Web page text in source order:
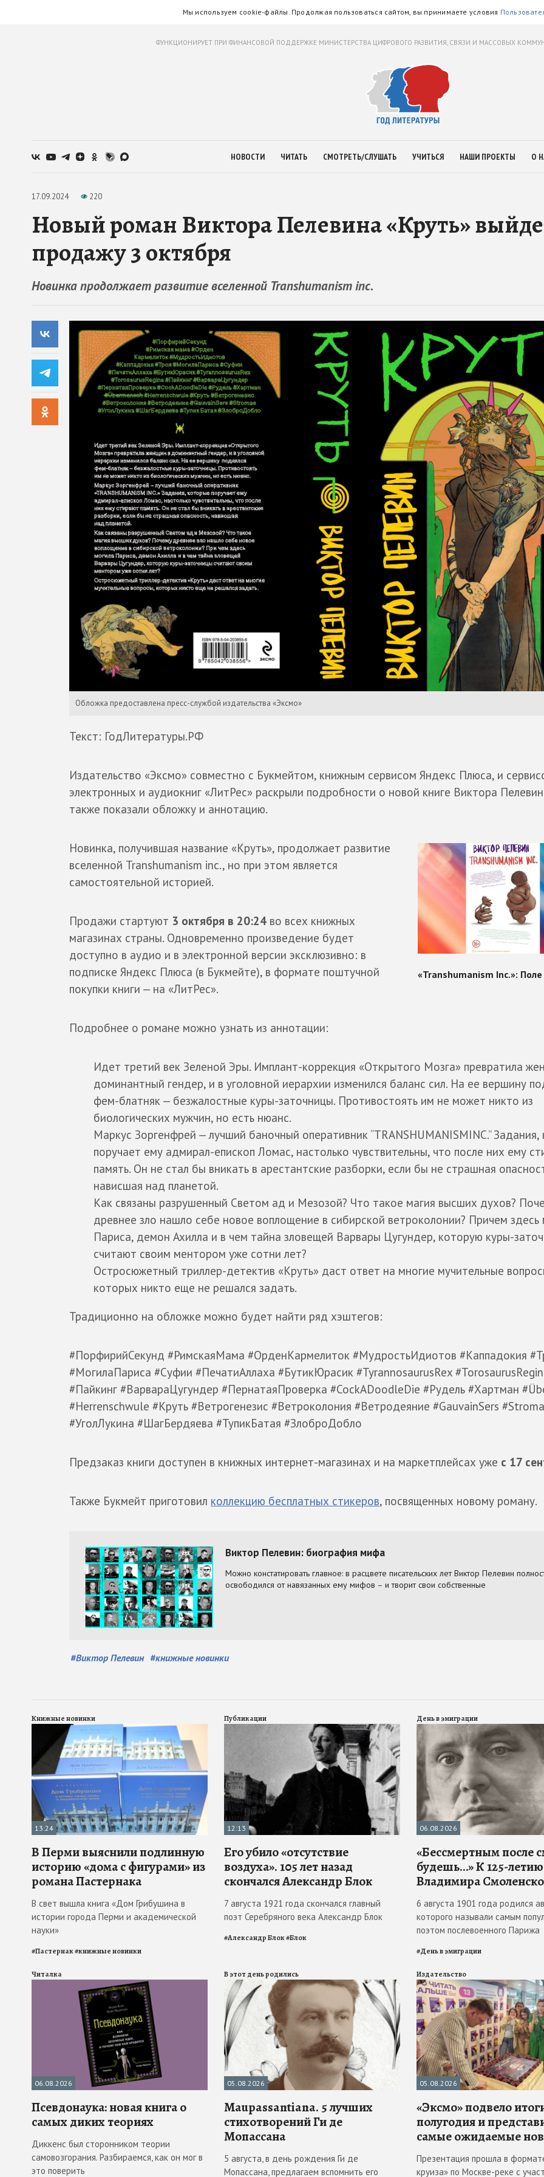
Мы используем cookie-файлы. Продолжая пользоваться сайтом, вы принимаете условия
ФУНКЦИОНИРУЕТ ПРИ ФИНАНСОВОЙ ПОДДЕРЖКЕ МИНИСТЕРСТВА ЦИФРОВОГО РАЗВИТИЯ, СВЯЗИ И МАССОВЫХ
НОВОСТИ ЧИТАТЬ СМОТРЕТЬ/СЛУШАТЬ УЧИТЬСЯ НАШИ ПРОЕКТЫ О
17.09.2024 220
Новый роман Виктора Пелевина «Круть»
продажу 3 октября
Новинка продолжает развитие вселенной Transhumanism inc.
Обложка предоставлена пресс-службой издательства «Эксмо»
Текст: ГодЛитературы.РФ
Издательство «Эксмо» совместно с Букмейтом, книжным сервисом Яндекс Плюса, и
электронных и аудиокниг «ЛитРес» раскрыли подробности о новой книге Виктора
также показали обложку и аннотацию.
Новинка, получившая название «Круть», продолжает развитие
вселенной Transhumanism inc., но при этом является
самостоятельной историей.
Продажи стартуют 3 октября в 20:24 во всех книжных
магазинах страны. Одновременно произведение будет
доступно в аудио и в электронной версии эксклюзивно: в
подписке Яндекс Плюса (в Букмейте), в формате поштучной
покупки книги — на «ЛитРес».
Подробнее о романе можно узнать из аннотации:
Идет третий век Зеленой Эры. Имплант-коррекция «Открытого Мозга» превратила
доминантный гендер, и в уголовной иерархии изменился баланс сил. На ее вершину
фем-блатняк — безжалостные куры-заточницы. Противостоять им не может никто из
биологических мужчин, но есть нюанс.
Маркус Зоргенфрей — лучший баночный оперативник “TRANSHUMANISMINC.”
поручает ему адмирал-епископ Ломас, настолько чувствительны, что после них ему
память. Он не стал бы вникать в арестантские разборки, если бы не страшная
нависшая над планетой.
Как связаны разрушенный Светом ад и Мезозой? Что такое магия высших духов?
древнее зло нашло себе новое воплощение в сибирской ветроколонии? Причем здесь
Париса, демон Ахилла и в чем тайна зловещей Варвары Цугундер, которую куры-
считают своим ментором уже сотни лет?
Остросюжетный триллер-детектив «Круть» даст ответ на многие мучительные
которых никто еще не решался задать.
Традиционно на обложке можно будет найти ряд хэштегов:
#ПорфирийСекунд #РимскаяМама #ОрденКармелиток #МудростьИдиотов #Каппадокия
#МогилаПариса #Суфии #ПечатиАллаха #БутикЮрасик #TyrannosaurusRex
#Пайкинг #ВарвараЦугундер #ПернатаяПроверка #CockADoodleDie #Рудель #Хартман
#Herrenschwule #Круть #Ветрогенезис #Ветроколония #Ветродеяние #GauvainSers
#УголЛукина #ШагБердяева #ТупикБатая #ЗлоброДобло
Предзаказ книги доступен в книжных интернет-магазинах и на маркетплейсах уже с 17
Также Букмейт приготовил коллекцию бесплатных стикеров, посвященных новому роману.
#Виктор Пелевин #книжные новинки
Книжные новинки
13:24
В Перми выяснили подлинную
историю «дома с фигурами» из
романа Пастернака
В свет вышла книга «Дом Грибушина в
истории города Перми и академической
науки»
#Пастернак#книжные новинки
Публикации
12:13
Его убило «отсутствие
воздуха». 105 лет назад
скончался Александр Блок
7 августа 1921 года скончался главный
поэт Серебряного века Александр Блок
#Александр Блок#Блок
День в эмиграции
06.08.2026
«Бессмертным после
будешь…» К 125-летию
Владимира
6 августа 1901 года родился
которого называли самым
поэтом послевоенного Парижа
#День в эмиграции
Читалка
06.08.2026
Псевдонаука: новая книга о
самых диких теориях
Диккенс был сторонником теории
самовозгорания. Разбираемся, как он мог в
это поверить
В этот день родились
05.08.2026
Maupassantiana. 5 лучших
стихотворений Ги де
Мопассана
5 августа, в день рождения Ги де
Мопассана, предлагаем вспомнить его
Издательство
05.08.2026
«Эксмо» подвело
полугодия и
самые ожидаемые
Презентация прошла в
круиза» по Москве-реке с